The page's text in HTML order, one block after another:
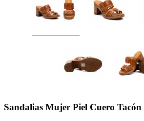
Sandalias Mujer Piel Cuero